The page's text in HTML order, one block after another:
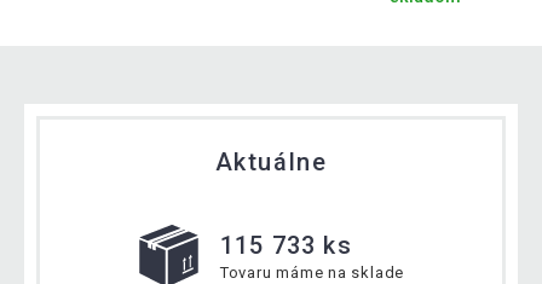
Aktuálne
115 733 ks
Tovaru máme na sklade